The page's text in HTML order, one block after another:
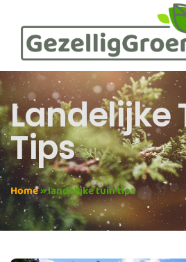
Landelijke
Tips
Home»landelijke tuin tips